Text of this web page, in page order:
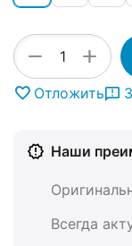
+
−
Отложить
Наши
Всегда